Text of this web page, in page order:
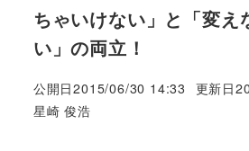
ちゃいけない」と「変え
い」の両立！
公開日2015/06/30 14:33 更新日
著
星崎 俊浩